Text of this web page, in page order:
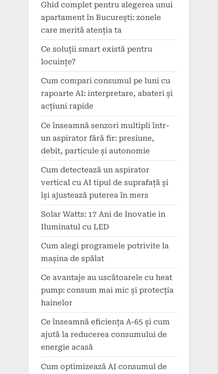
Ghid complet pentru alegerea unui
apartament în București: zonele
care merită atenția ta
Ce soluții smart există pentru
locuințe?
Cum compari consumul pe luni cu
rapoarte AI: interpretare, abateri și
acțiuni rapide
Ce înseamnă senzori multipli într-
un aspirator fără fir: presiune,
debit, particule și autonomie
Cum detectează un aspirator
vertical cu AI tipul de suprafață și
își ajustează puterea în mers
Solar Watts: 17 Ani de Inovatie in
Iluminatul cu LED
Cum alegi programele potrivite la
mașina de spălat
Ce avantaje au uscătoarele cu heat
pump: consum mai mic și protecția
hainelor
Ce înseamnă eficiența A-65 și cum
ajută la reducerea consumului de
energie acasă
Cum optimizează AI consumul de